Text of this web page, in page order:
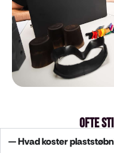
Ofte
Hvad koster